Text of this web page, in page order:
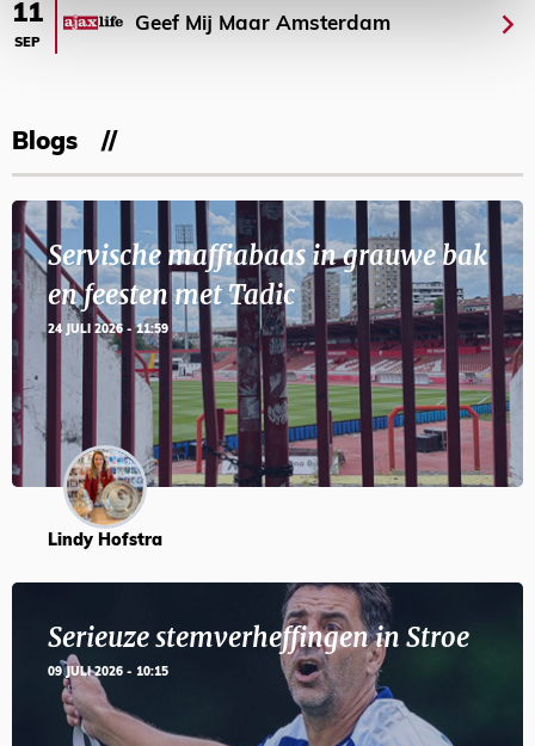
11
SEP
Geef Mij Maar Amsterdam
Blogs
Servische maffiabaas in grauwe bak
en feesten met Tadic
24 JULI 2026 - 11:59
Lindy Hofstra
Serieuze stemverheffingen in Stroe
09 JULI 2026 - 10:15